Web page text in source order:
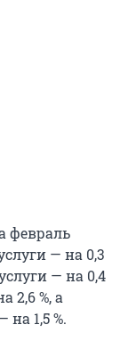
февраль
— на 0,3
— на 0,4
2,6 %, а
1,5 %.